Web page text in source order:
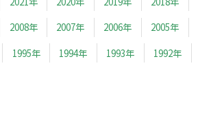
2008年 2007年 2006年 2005年
1995年 1994年 1993年 1992年